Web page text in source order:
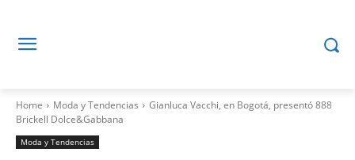
Home Moda y Tendencias
Gianluca Vacchi, en Bogotá, presentó 888
Brickell Dolce&Gabbana
Moda y Tendencias